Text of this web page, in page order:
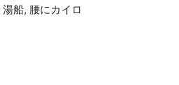
湯船, 腰にカイロ